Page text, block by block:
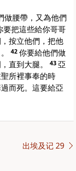
做腰帶，又為他們
要把這些給你哥哥
按立他們，把他
42你要給他們做
直到大腿。
43亞
所裡事奉的時
而死。這要給亞
出埃及记 29